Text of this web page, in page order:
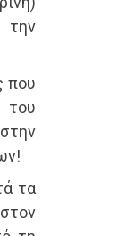
την
που
του
τα